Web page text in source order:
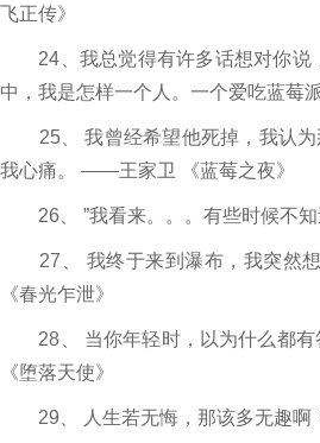
飞正传》
24、我总觉得有许多话想对你说
中，我是怎样一个人。一个爱吃蓝
25、 我曾经希望他死掉，我认为
我心痛。 ——王家卫 《蓝莓之夜》
26、 ”我看来。。。有些时候不知
27、 我终于来到瀑布，我突然想
《春光乍泄》
28、 当你年轻时，以为什么都有
《堕落天使》
29、 人生若无悔，那该多无趣啊